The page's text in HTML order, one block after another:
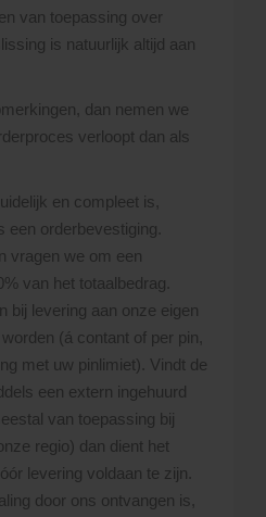
van toepassing over
is natuurlijk altijd aan
dan nemen we
verloopt dan als
en compleet is,
een orderbevestiging.
vragen we om een
van het totaalbedrag.
bij levering aan onze eigen
(á contant of per pin,
met uw pinlimiet). Vindt de
een extern ingehuurd
van toepassing bij
regio) dan dient het
levering voldaan te zijn.
door ons ontvangen is,